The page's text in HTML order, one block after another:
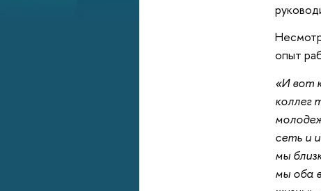
опыт
«И вот
коллег
сеть и
мы
мы оба